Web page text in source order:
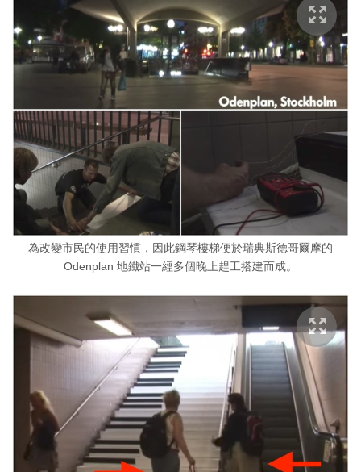
為改變市民的使用習慣，因此鋼琴樓梯便於瑞典斯德哥爾摩的
Odenplan 地鐵站一經多個晚上趕工搭建而成。